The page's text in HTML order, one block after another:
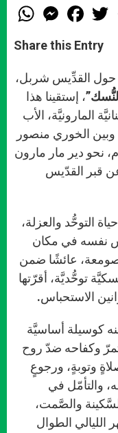
W
h
t
s
p
p
M
e
s
e
g
e
r
F
a
e
b
o
k
r
Share this Entry
حول القدِّيس شربل،
، إستقينا هذا
المارونيَّة، الأب
وبين الخوري منصور
نحو دير مار مارون
قبر القدّيس
التوحُّد والعزلة،
نفسه في مكان
عائشًا ضمن
توحُّديَّة، أقرّتها
الاستحباس.
كوسيلة أساسيَّة
وكفاحه ضدّ روح
من صلاةٍ وتوبةٍ، ورجوعٍ
والتأمّل في
والصَّمت،
الطوال